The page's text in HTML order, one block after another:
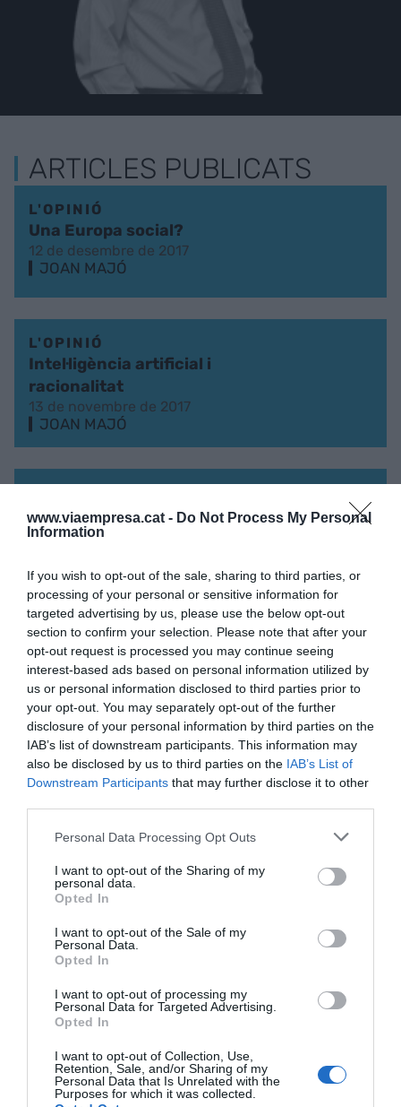
www.viaempresa.cat - Do Not Process My Personal
Information
If you wish to opt-out of the sale, sharing to third parties, or
processing of your personal or sensitive information for
targeted advertising by us, please use the below opt-out
section to confirm your selection. Please note that after your
opt-out request is processed you may continue seeing
interest-based ads based on personal information utilized by
us or personal information disclosed to third parties prior to
your opt-out. You may separately opt-out of the further
disclosure of your personal information by third parties on the
IAB’s list of downstream participants. This information may
also be disclosed by us to third parties on the IAB’s List of
Downstream Participants that may further disclose it to other
Personal Data Processing Opt Outs
I want to opt-out of the Sharing of my
personal data.
Opted In
I want to opt-out of the Sale of my
Personal Data.
Opted In
I want to opt-out of processing my
Personal Data for Targeted Advertising.
Opted In
I want to opt-out of Collection, Use,
Retention, Sale, and/or Sharing of my
Personal Data that Is Unrelated with the
Purposes for which it was collected.
ARTICLES PUBLICATS
L'OPINIÓ
Una Europa social?
12 de desembre de 2017
JOAN MAJÓ
L'OPINIÓ
Intel·ligència artificial i
racionalitat
13 de novembre de 2017
JOAN MAJÓ
Les tecnologies per al
futur
JOAN MAJÓ
L'OPINIÓ
Estadístiques
satisfactòries
12 de juliol de 2017
JOAN MAJÓ
L'OPINIÓ
Societat connectada, no
només societat digital
JOAN MAJÓ
L'OPINIÓ
De quin treball estem
parlant?
10 d’abril de 2017
JOAN MAJÓ